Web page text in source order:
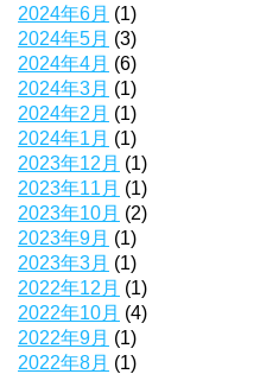
2024年6月 (1)
2024年5月 (3)
2024年4月 (6)
2024年3月 (1)
2024年2月 (1)
2024年1月 (1)
2023年12月 (1)
2023年11月 (1)
2023年10月 (2)
2023年9月 (1)
2023年3月 (1)
2022年12月 (1)
2022年10月 (4)
2022年9月 (1)
2022年8月 (1)